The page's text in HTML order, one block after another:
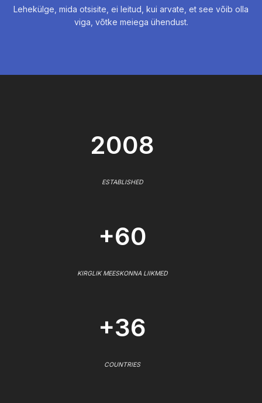
Lehekülge, mida otsisite, ei leitud, kui arvate, et see võib olla
viga, võtke meiega ühendust.
2008
ESTABLISHED
+60
KIRGLIK MEESKONNA LIIKMED
+36
COUNTRIES